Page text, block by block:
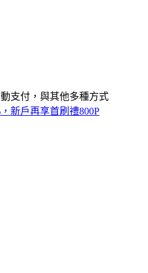
支付，與其他多種方式
新戶再享首刷禮800P